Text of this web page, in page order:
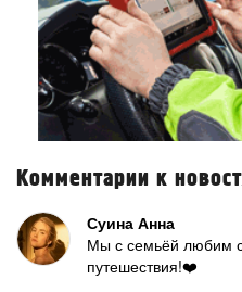
Комментарии к
Суина Анна
Мы с семьёй любим
путешествия!❤️